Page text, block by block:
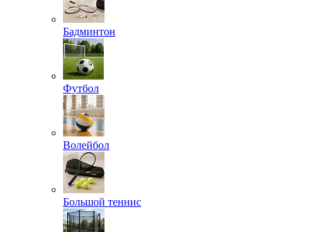
Бадминтон
Футбол
Волейбол
Большой теннис